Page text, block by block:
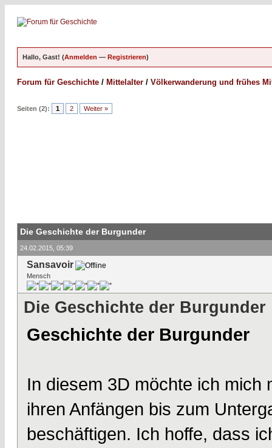
Hallo, Gast! (Anmelden — Registrieren)
Forum für Geschichte / Mittelalter / Völkerwanderung und frühes
Seiten (2): 1 2 Weiter »
Die Geschichte der Burgunder
24.02.2015, 05:39
Sansavoir
Mensch
Die Geschichte der Burgunder
Geschichte der Burgunder
In diesem 3D möchte ich
ihren Anfängen bis zum
beschäftigen. Ich hoffe, dass